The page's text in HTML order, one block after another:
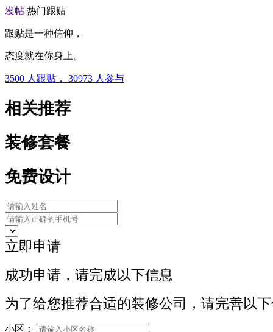
发帖 热门跟贴
跟贴是一种信仰，
态度就在你身上。
3500 人跟贴， 30973 人参与
相关推荐
装修套餐
免费设计
立即申请
成功申请，请完成以下信息
为了给您推荐合适的装修公司，请完善以
小区：